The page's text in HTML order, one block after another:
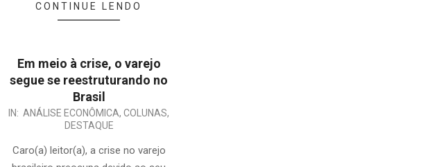
CONTINUE LENDO
Em meio à crise, o varejo
segue se reestruturando no
Brasil
2024-
IN: ANÁLISE ECONÔMICA,COLUNAS,
DESTAQUE
Caro(a) leitor(a), a crise no varejo